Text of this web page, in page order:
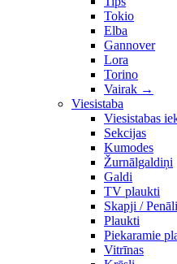
Tokio
Elba
Gannover
Lora
Torino
Vairak →
Viesistaba
Viesistabas
Sekcijas
Kumodes
Žurnālgaldiņi
Galdi
TV plaukti
Skapji / Penāli
Plaukti
Piekaramie
Vitrīnas